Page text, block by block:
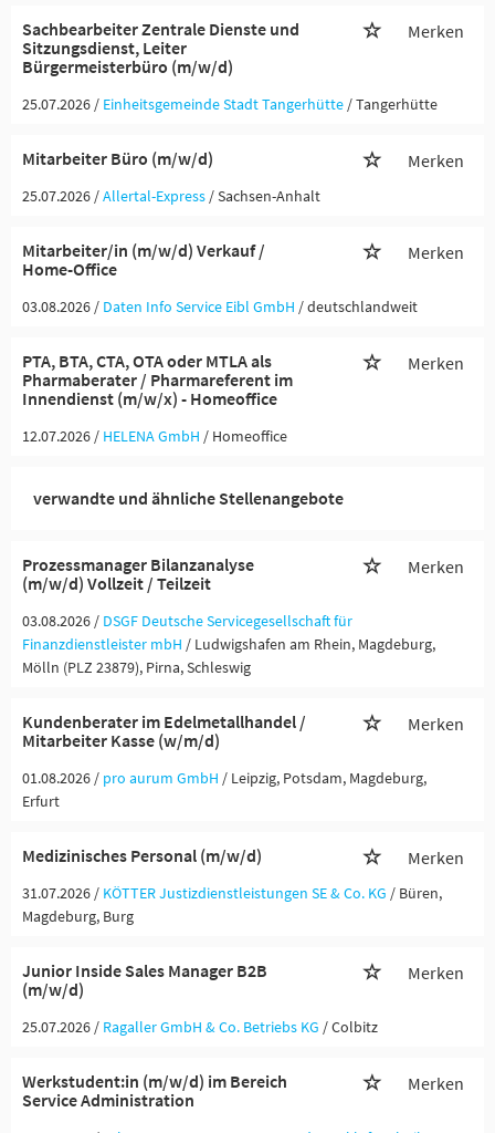
Sachbearbeiter Zentrale Dienste und
Sitzungsdienst, Leiter
Bürgermeisterbüro (m/w/d)
Merken
25.07.2026 / Einheitsgemeinde Stadt Tangerhütte / Tangerhütte
Mitarbeiter Büro (m/w/d) Merken
25.07.2026 /Allertal-Express / Sachsen-Anhalt
Mitarbeiter/in (m/w/d) Verkauf /
Home-Office
Merken
03.08.2026 / Daten Info Service Eibl GmbH / deutschlandweit
PTA, BTA, CTA, OTA oder MTLA als
Pharmaberater / Pharmareferent im
Innendienst (m/w/x) - Homeoffice
Merken
12.07.2026 / HELENA GmbH / Homeoffice
verwandte und ähnliche Stellenangebote
Prozessmanager Bilanzanalyse
(m/w/d) Vollzeit / Teilzeit
Merken
03.08.2026 / DSGF Deutsche Servicegesellschaft für
Finanzdienstleister mbH / Ludwigshafen am Rhein, Magdeburg,
Mölln (PLZ 23879), Pirna, Schleswig
Kundenberater im Edelmetallhandel /
Mitarbeiter Kasse (w/m/d)
Merken
01.08.2026 / pro aurum GmbH / Leipzig, Potsdam, Magdeburg,
Erfurt
Medizinisches Personal (m/w/d) Merken
31.07.2026 / KÖTTER Justizdienstleistungen SE & Co. KG / Büren,
Magdeburg, Burg
Junior Inside Sales Manager B2B
(m/w/d)
Merken
25.07.2026 / Ragaller GmbH & Co. Betriebs KG / Colbitz
Werkstudent:in (m/w/d) im Bereich
Service Administration
Merken